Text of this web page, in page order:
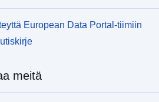
European Data Portal-tiimiin
meitä